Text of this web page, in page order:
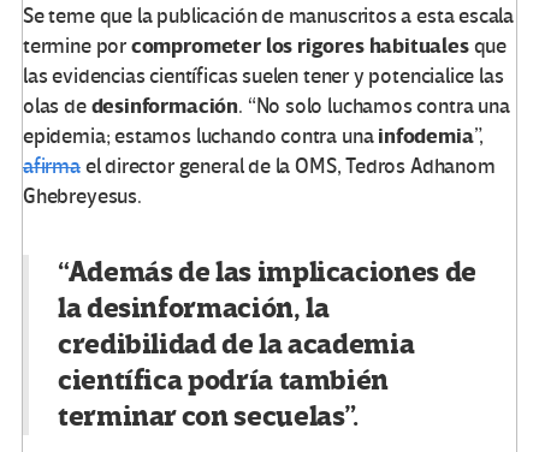
Se teme que la publicación de manuscritos a esta escala
termine porcomprometer los rigores habitualesque
las evidencias científicas suelen tener y potencialice las
olas dedesinformación. “No solo luchamos contra una
epidemia; estamos luchando contra unainfodemia”,
afirmael director general de la OMS, Tedros Adhanom
Ghebreyesus.
“Además de las implicaciones de
la desinformación, la
credibilidad de la academia
científica podría también
terminar con secuelas”.